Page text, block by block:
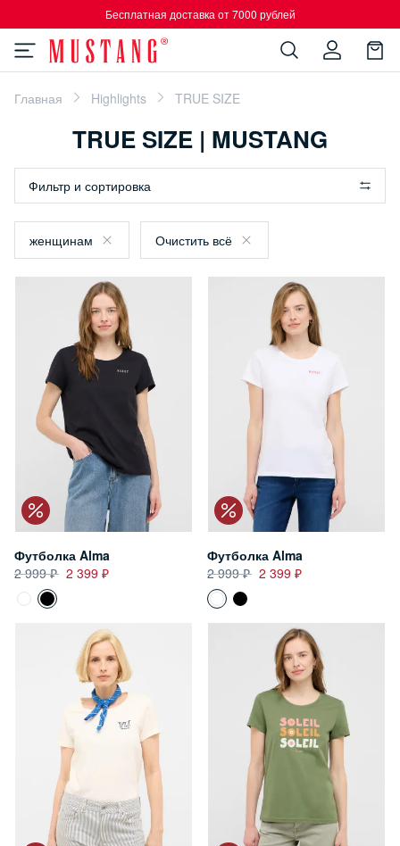
Бесплатная доставка от 7000 рублей
Главная Highlights TRUE SIZE
TRUE SIZE | MUSTANG
Фильтр и сортировка
женщинам Очистить всё
Футболка Alma
2 999
2 399
Футболка Alma
2 999
2 399